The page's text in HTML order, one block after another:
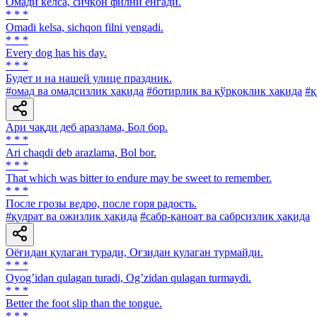
* * *
Omadi kelsa, sichqon filni yengadi.
* * *
Every dog has his day.
* * *
Будет и на нашей улице праздник.
#омад ва омадсизлик ҳақида #ботирлик ва қўрқоқлик ҳақида
Ари чақди деб аразлама, Бол бор.
* * *
Ari chaqdi deb arazlama, Bol bor.
* * *
That which was bitter to endure may be sweet to remember.
* * *
После грозы ведро, после горя радость.
#қудрат ва ожизлик ҳақида #сабр-қаноат ва сабрсизлик ҳақида
Оёғидан қулаган туради, Оғзидан қулаган турмайди.
* * *
Oyogʼidan qulagan turadi, Ogʼzidan qulagan turmaydi.
* * *
Better the foot slip than the tongue.